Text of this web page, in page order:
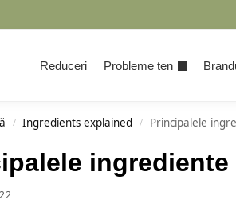
Reduceri Probleme ten
/ Ingredients explained / Principalele